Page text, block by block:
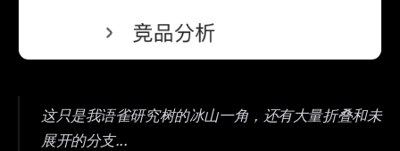
这只是我语雀研究树的冰山一角 ，还有大量折叠和未
展开的分支...